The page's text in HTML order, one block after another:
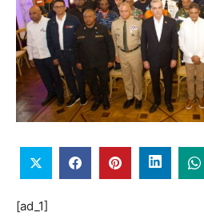
[ad_1]